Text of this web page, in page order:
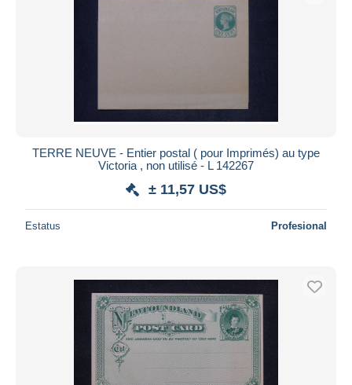
TERRE NEUVE - Entier postal ( pour Imprimés) au type
Victoria , non utilisé - L 142267
± 11,57 US$
Estatus Profesional